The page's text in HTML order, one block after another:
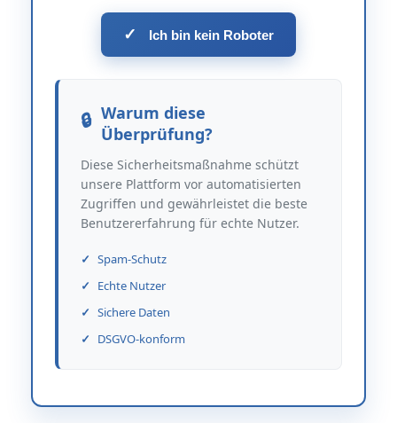
✓ Ich bin kein Roboter
Warum diese
Überprüfung?
Diese Sicherheitsmaßnahme schützt
unsere Plattform vor automatisierten
Zugriffen und gewährleistet die beste
Benutzererfahrung für echte Nutzer.
Spam-Schutz
Echte Nutzer
Sichere Daten
DSGVO-konform